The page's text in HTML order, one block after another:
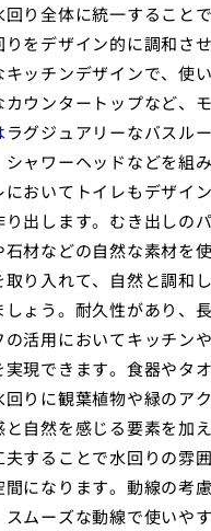
り全体に統一すること
をデザイン的に調和さ
ッチンデザインで、使
ウンタートップなど、
ラグジュアリーなバスル
ャワーヘッドなどを組
おいてトイレもデザイ
出します。むき出しの
材などの自然な素材を
り入れて、自然と調和
ょう。耐久性があり、
活用においてキッチン
現できます。食器やタ
りに観葉植物や緑のア
自然を感じる要素を加
することで水回りの雰
になります。動線の考
ムーズな動線で使いや